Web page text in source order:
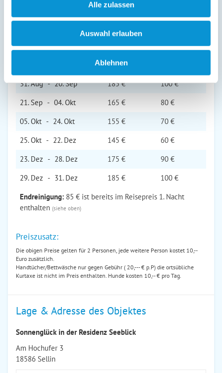
Alle zulassen
Auswahl erlauben
Ablehnen
155 €
21. Jun - 06. Jul 205 €
120 €
205 €
31. Aug - 20. Sep 185 €
100 €
21. Sep - 04. Okt 165 €
80 €
05. Okt - 24. Okt 155 €
70 €
25. Okt - 22. Dez 145 €
60 €
23. Dez - 28. Dez 175 €
90 €
29. Dez - 31. Dez 185 €
100 €
Endreinigung: 85 € ist bereits im Reisepreis 1. Nacht
enthalten (siehe oben)
Preiszusatz:
Die obigen Preise gelten für 2 Personen, jede weitere Person kostet 10,--
Euro zusätzlich.
Handtücher/Bettwäsche nur gegen Gebühr ( 20,--- € p.P) die ortsübliche
Kurtaxe ist nicht im Preis enthalten. Hunde kosten 10,-- € pro Tag.
Lage & Adresse des Objektes
Sonnenglück in der Residenz Seeblick
Am Hochufer 3
18586 Sellin